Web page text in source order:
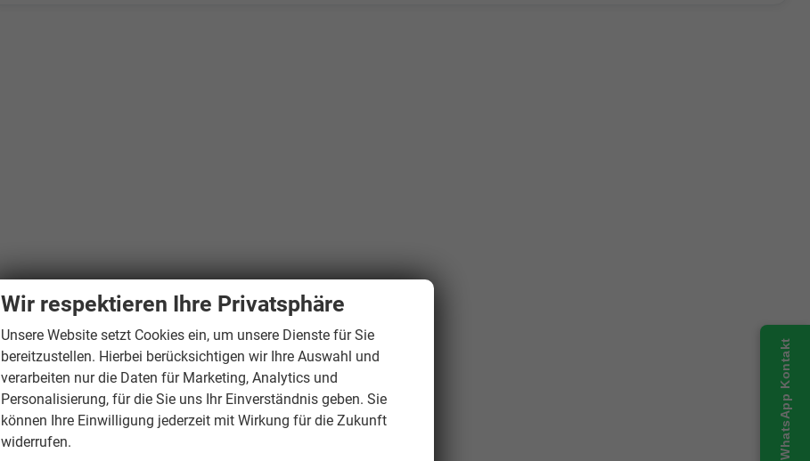
WhatsApp Kontakt
Wir respektieren Ihre Privatsphäre
Unsere Website setzt Cookies ein, um unsere Dienste für Sie
bereitzustellen. Hierbei berücksichtigen wir Ihre Auswahl und
verarbeiten nur die Daten für Marketing, Analytics und
Personalisierung, für die Sie uns Ihr Einverständnis geben. Sie
können Ihre Einwilligung jederzeit mit Wirkung für die Zukunft
widerrufen.